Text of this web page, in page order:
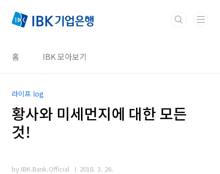
홈 IBK 모아보기
라이프 log
황사와 미세먼지에 대한 모든
것!
by IBK.Bank.Official 2018. 3. 26.